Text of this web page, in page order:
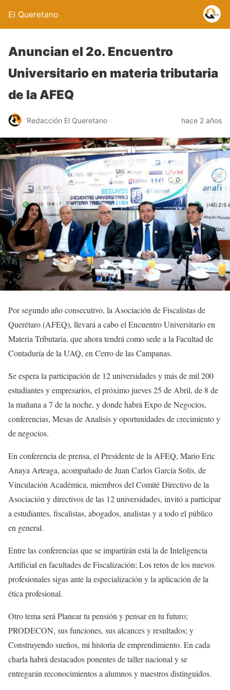
El Queretano
Anuncian el 2o. Encuentro
Universitario en materia tributaria
de la AFEQ
Redacción El Queretano hace 2 años
Por segundo año consecutivo, la Asociación de Fiscalistas de
Querétaro (AFEQ), llevará a cabo el Encuentro Universitario en
Materia Tributaria, que ahora tendrá como sede a la Facultad de
Contaduría de la UAQ, en Cerro de las Campanas.
Se espera la participación de 12 universidades y más de mil 200
estudiantes y empresarios, el próximo jueves 25 de Abril, de 8 de
la mañana a 7 de la noche, y donde habrá Expo de Negocios,
conferencias, Mesas de Analisis y oportunidades de crecimiento y
de negocios.
En conferencia de prensa, el Presidente de la AFEQ, Mario Eric
Anaya Arteaga, acompañado de Juan Carlos García Solís, de
Vinculación Académica, miembros del Comité Directivo de la
Asociación y directivos de las 12 universidades, invitó a participar
a estudiantes, fiscalistas, abogados, analistas y a todo el público
en general.
Entre las conferencias que se impartirán está la de Inteligencia
Artificial en facultades de Fiscalización; Los retos de los nuevos
profesionales sigas ante la especialización y la aplicación de la
ética profesional.
Otro tema será Planear tu pensión y pensar en tu futuro;
PRODECON, sus funciones, sus alcances y resultados; y
Construyendo sueños, mi historia de emprendimiento. En cada
charla habrá destacados ponentes de taller nacional y se
entregarán reconocimientos a alumnos y maestros distinguidos.